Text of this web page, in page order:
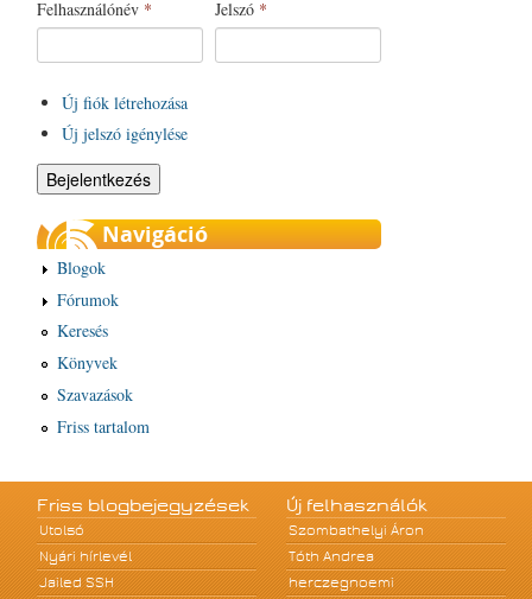
Felhasználónév * Jelszó *
Új fiók létrehozása
Új jelszó igénylése
Navigáció
Blogok
Fórumok
Keresés
Könyvek
Szavazások
Friss tartalom
Friss blogbejegyzések
Utolsó
Nyári hírlevél
Jailed SSH
Új felhasználók
Szombathelyi Áron
Tóth Andrea
herczegnoemi